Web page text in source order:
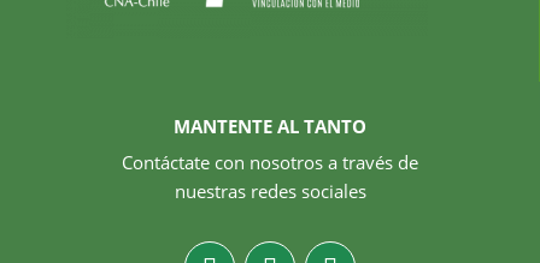
MANTENTE AL TANTO
Contáctate con nosotros a través de
nuestras redes sociales